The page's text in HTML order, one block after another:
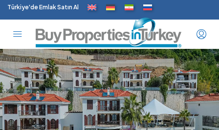
Türkiye'de Emlak Satın Al